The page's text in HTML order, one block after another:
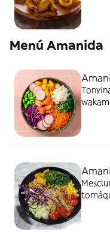
Menú Amanida